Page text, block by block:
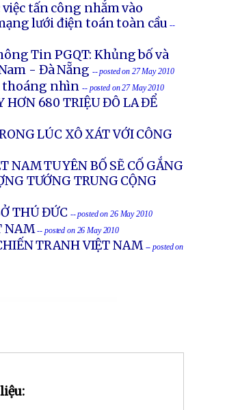
tấn công nhắm vào
lưới điện toán toàn cầu--
Tin PGQT: Khủng bố và
- Đà Nẵng -- posted on 27 May 2010
thoáng nhìn -- posted on 27 May 2010
HƠN 680 TRIỆU ĐÔ LA ĐỂ
LÚC XÔ XÁT VỚI CÔNG
NAM TUYÊN BỐ SẼ CỐ GẮNG
TƯỚNG TRUNG CỘNG
THÚ ĐỨC -- posted on 26 May 2010
NAM -- posted on 26 May 2010
TRANH VIỆT NAM -- posted on